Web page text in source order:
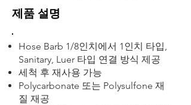
제품 설명
Hose Barb 1/8인치에서 1인치 타입,
Sanitary, Luer 타입 연결 방식 제공
세척 후 재사용 가능
Polycarbonate 또는 Polysulfone 재
질 재공